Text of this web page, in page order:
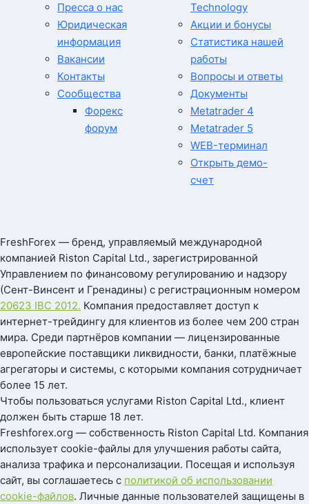
Пресса о нас
Юридическая
информация
Вакансии
Контакты
Сообщества
Форекс
форум
Technology
Акции и бонусы
Статистика нашей
работы
Вопросы и ответы
Документы
Metatrader 4
Metatrader 5
WEB-терминал
Открыть демо-
счет
FreshForex — бренд, управляемый международной
компанией Riston Capital Ltd., зарегистрированной
Управлением по финансовому регулированию и надзору
(Сент-Винсент и Гренадины) с регистрационным номером
20623 IBC 2012. Компания предоставляет доступ к
интернет-трейдингу для клиентов из более чем 200 стран
мира. Среди партнёров компании — лицензированные
европейские поставщики ликвидности, банки, платёжные
агрегаторы и системы, с которыми компания сотрудничает
более 15 лет.
Чтобы пользоваться услугами Riston Capital Ltd., клиент
должен быть старше 18 лет.
Freshforex.org — собственность Riston Capital Ltd. Компания
использует cookie-файлы для улучшения работы сайта,
анализа трафика и персонализации. Посещая и используя
сайт, вы соглашаетесь с политикой об использовании
cookie-файлов. Личные данные пользователей защищены в